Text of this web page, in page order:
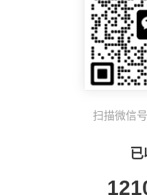
扫描微信号
已